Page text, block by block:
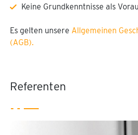
Keine Grundkenntnisse als
Es gelten unsere Allgemeinen
(AGB).
Referenten